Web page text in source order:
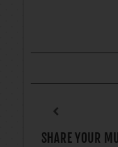
SHARE YOUR